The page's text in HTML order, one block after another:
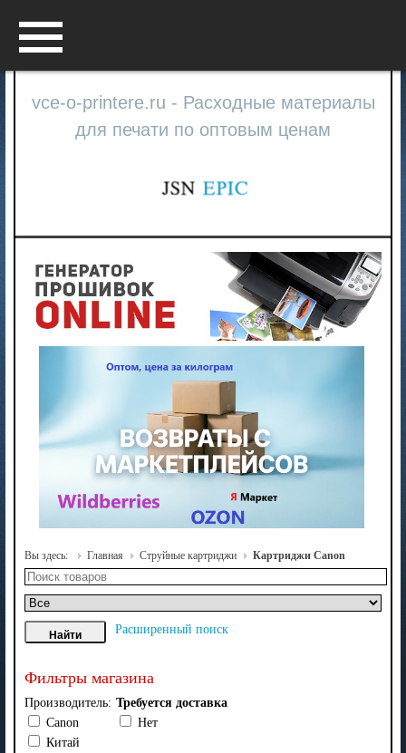
vce-o-printere.ru - Расходные материалы
для печати по оптовым ценам
Вы здесь: Главная Струйные картриджи Картриджи Canon
Расширенный поиск
Фильтры магазина
Производитель:
Canon
Китай
Требуется доставка
Нет